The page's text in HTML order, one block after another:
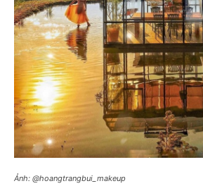
Ảnh: @hoangtrangbui_makeup